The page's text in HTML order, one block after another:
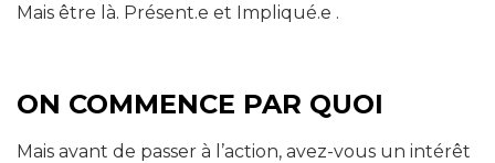
Mais être là. Présent.e et Impliqué.e .
ON COMMENCE PAR QUOI
Mais avant de passer à l’action, avez-vous un intérêt